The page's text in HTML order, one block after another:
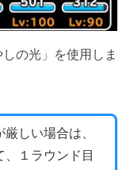
の光」を使用しま
しい場合は、
１ラウンド目